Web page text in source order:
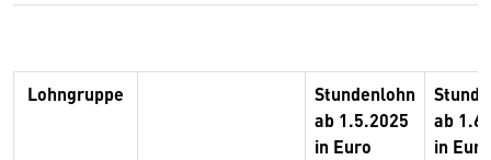
Lohngruppe
Stundenlohn
ab 1.5.2025
in Euro
ab
in Euro